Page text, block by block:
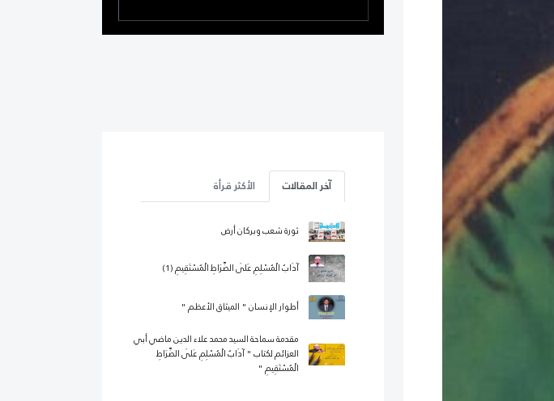
آخر المقالات الأكثر قرأة
ثورة شعب وبركان أرض
آدَابُ الْمُسْلِمِ عَلَى الصِّرَاطِ الْمُسْتَقِيمِ (1)
أطوار الإنسان " الميثاق الأعظم "
مقدمة سماحة السيد محمد علاء الدين ماضي أبي
العزائم لكتاب " آدَابُ الْمُسْلِمِ عَلَى الصِّرَاطِ
الْمُسْتَقِيمِ "